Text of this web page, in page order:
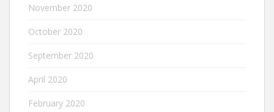
November 2020
October 2020
September 2020
April 2020
February 2020